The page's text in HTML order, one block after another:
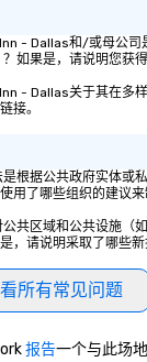
- Dallas和/或母公司
如果是，请说明您获
- Dallas关于其在多
接。
根据公共政府实体或
用了哪些组织的建议来
共区域和公共设施（
，请说明采取了哪些新
所有常见问题
报告一个与此场